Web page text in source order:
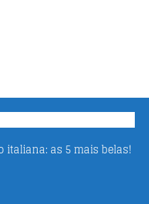
italiana: as 5 mais belas!